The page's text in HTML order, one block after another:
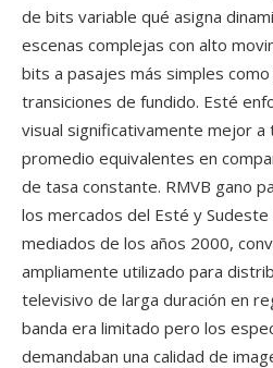
de bits variable qué asigna
escenas complejas con alto
bits a pasajes más simples
transiciones de fundido. Esté
visual significativamente mejor a
promedio equivalentes en
de tasa constante. RMVB gano
los mercados del Esté y
mediados de los años 2000,
ampliamente utilizado para
televisivo de larga duración en
banda era limitado pero los
demandaban una calidad de